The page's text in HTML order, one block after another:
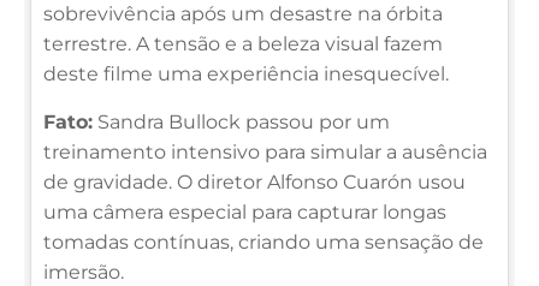
sobrevivência após um desastre na órbita
terrestre. A tensão e a beleza visual fazem
deste filme uma experiência inesquecível.
Fato: Sandra Bullock passou por um
treinamento intensivo para simular a ausência
de gravidade. O diretor Alfonso Cuarón usou
uma câmera especial para capturar longas
tomadas contínuas, criando uma sensação de
imersão.